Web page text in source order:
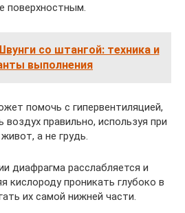
поверхностным.
со штангой: техника и
выполнения
помочь с гипервентиляцией,
правильно, используя при
а не грудь.
диафрагма расслабляется и
кислороду проникать глубоко в
их самой нижней части.